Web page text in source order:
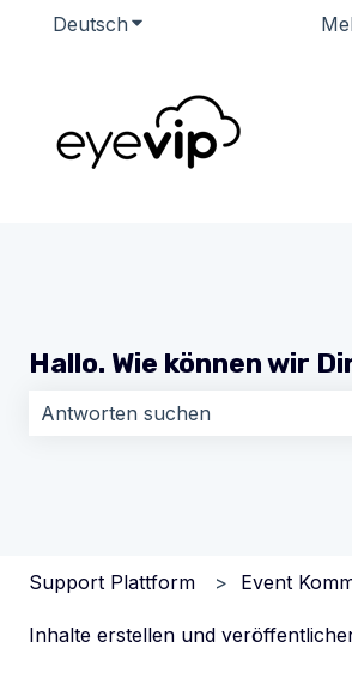
Deutsch Untermenü für
Hallo. Wie können wir
Support Plattform Event
Inhalte erstellen und